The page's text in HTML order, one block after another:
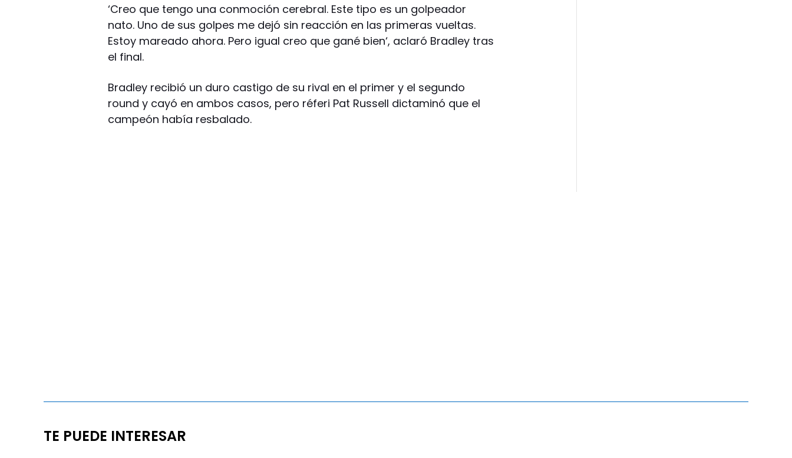
‘Creo que tengo una conmoción cerebral. Este tipo es un golpeador
nato. Uno de sus golpes me dejó sin reacción en las primeras vueltas.
Estoy mareado ahora. Pero igual creo que gané bien‘, aclaró Bradley tras
el final.
Bradley recibió un duro castigo de su rival en el primer y el segundo
round y cayó en ambos casos, pero réferi Pat Russell dictaminó que el
campeón había resbalado.
TE PUEDE INTERESAR